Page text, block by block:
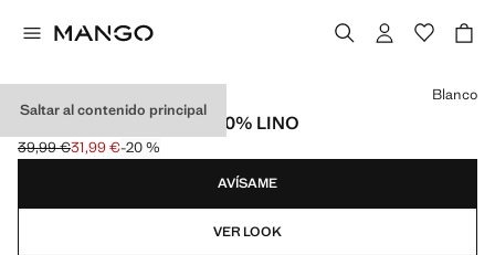
Saltar al contenido principal
CAMISA CLASSIC FIT 100% LINO
Precio inicial tachado [39,99 € ]
39,99 €
Precio actual [31,99 € ]
31,99 €-20 %
Selecciona un color
Blanco
AVÍSAME
VER LOOK